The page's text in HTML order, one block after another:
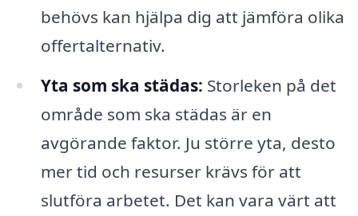
behövs kan hjälpa dig att jämföra olika
offertalternativ.
Yta som ska städas: Storleken på det
område som ska städas är en
avgörande faktor. Ju större yta, desto
mer tid och resurser krävs för att
slutföra arbetet. Det kan vara värt att